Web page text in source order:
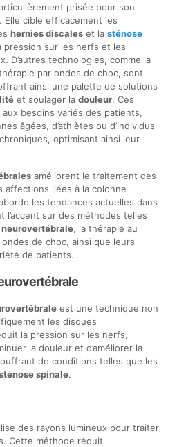
prisée pour son
Elle cible efficacement les
hernies discaleset la sténose
sur les nerfs et les
D’autres technologies, comme la
par ondes de choc, sont
ainsi une palette de solutions
et soulager la douleur. Ces
besoins variés des patients,
âgées, d’athlètes ou d’individus
optimisant ainsi leur
améliorent le traitement des
affections liées à la colonne
les tendances actuelles dans
l’accent sur des méthodes telles
, la thérapie au
de choc, ainsi que leurs
de patients.
est une technique non
les disques
la pression sur les nerfs,
la douleur et d’améliorer la
de conditions telles que les
spinale.
des rayons lumineux pour traiter
Cette méthode réduit